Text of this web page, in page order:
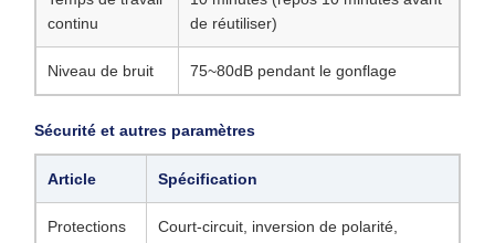
continu
de réutiliser)
Niveau de bruit 75~80dB pendant le gonflage
Sécurité et autres paramètres
Article Spécification
Protections
Court-circuit, inversion de polarité,